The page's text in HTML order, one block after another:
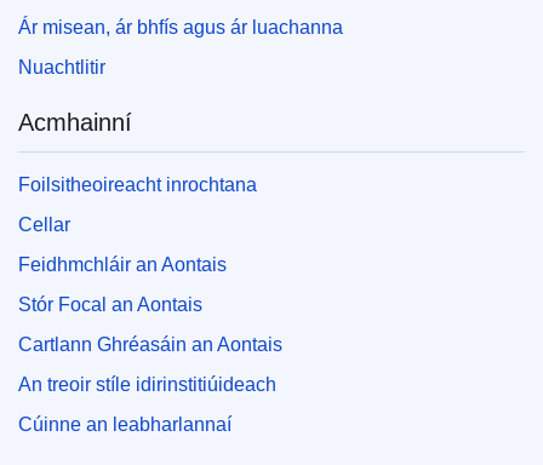
Ár misean, ár bhfís agus ár luachanna
Nuachtlitir
Acmhainní
Foilsitheoireacht inrochtana
Cellar
Feidhmchláir an Aontais
Stór Focal an Aontais
Cartlann Ghréasáin an Aontais
An treoir stíle idirinstitiúideach
Cúinne an leabharlannaí